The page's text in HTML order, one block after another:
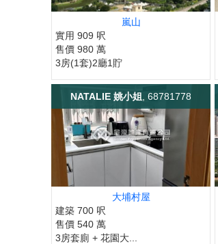
嵐山
實用 909 呎
售價 980 萬
3房(1套)2廳1貯
NATALIE 姚小姐 , 68781778
大埔村屋
建築 700 呎
售價 540 萬
3房套廁 + 花園大...